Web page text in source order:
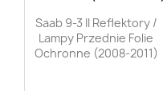
Saab 9-3 II Reflektory /
Lampy Przednie Folie
Ochronne (2008-2011)